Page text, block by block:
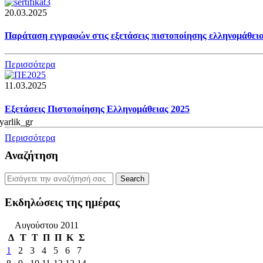
20.03.2025
Παράταση εγγραφών στις εξετάσεις πιστοποίησης
Περισσότερα
11.03.2025
Εξετάσεις Πιστοποίησης Ελληνομάθειας 2025
Περισσότερα
Αναζήτηση
Εκδηλώσεις της ημέρας
Αυγούστου 2011
Δ Τ Τ Π Π Κ Σ
1 2 3 4 5 6
7